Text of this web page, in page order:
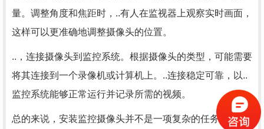
量。调整角度和焦距时，..有人在监视器上观察实时画面，
这样可以更准确地调整摄像头的位置。
..，连接摄像头到监控系统。根据摄像头的类型，可能需要
将其连接到一个录像机或计算机上。..连接稳定可靠，以..
监控系统能够正常运行并记录所需的视频。
总的来说，安装监控摄像头并不是一项复杂的任务，但仍